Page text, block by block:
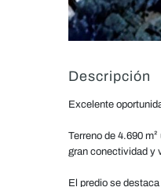
Descripción
Excelente
Terreno de 4.690
gran conectividad y
El predio se